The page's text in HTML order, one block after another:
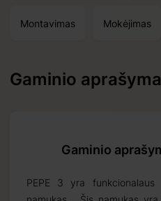
Montavimas Mokėjimas
Gaminio
Gaminio
PEPE 3 yra funkcionalaus